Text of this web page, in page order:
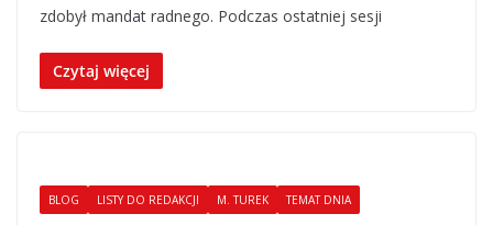
zdobył mandat radnego. Podczas ostatniej sesji
Czytaj więcej
BLOG LISTY DO REDAKCJI M. TUREK TEMAT DNIA